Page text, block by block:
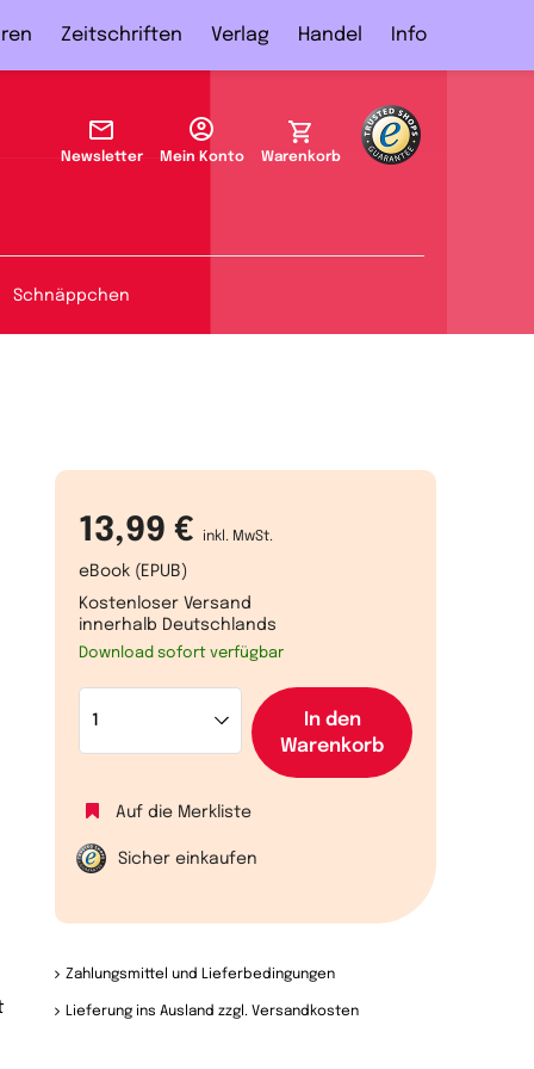
Zeitschriften Verlag Handel Info
Newsletter Mein Konto Warenkorb
Schnäppchen
13,99 € inkl. MwSt.
eBook (EPUB)
Kostenloser Versand
innerhalb Deutschlands
Download sofort verfügbar
In den
Warenkorb
Auf die Merkliste
Sicher einkaufen
Zahlungsmittel und Lieferbedingungen
Lieferung ins Ausland zzgl. Versandkosten